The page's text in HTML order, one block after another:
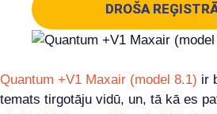
DROŠA
Quantum +V1 Maxair (model 8.1) ir
temats tirgotāju vidū, un, tā kā es